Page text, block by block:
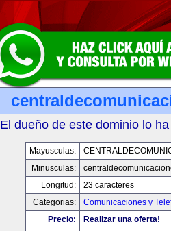
El dueño de este dominio lo
Mayusculas:
Minusculas:
Longitud:
23 caracteres
Categorias:
Comunicaciones y
Precio:
Realizar una oferta!